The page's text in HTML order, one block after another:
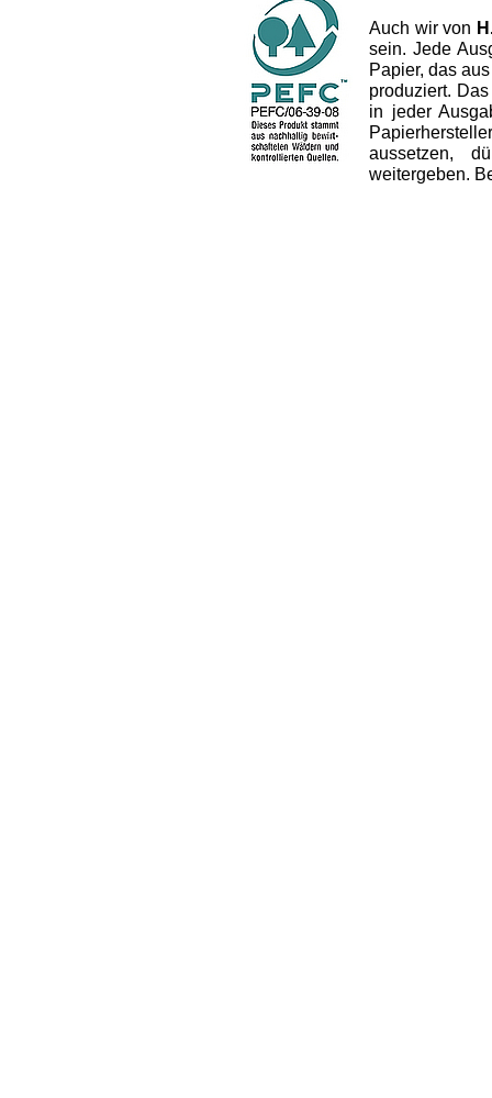
Auch wir von
sein. Jede
Papier, das
produziert.
in jeder
aussetzen,
weitergeben.